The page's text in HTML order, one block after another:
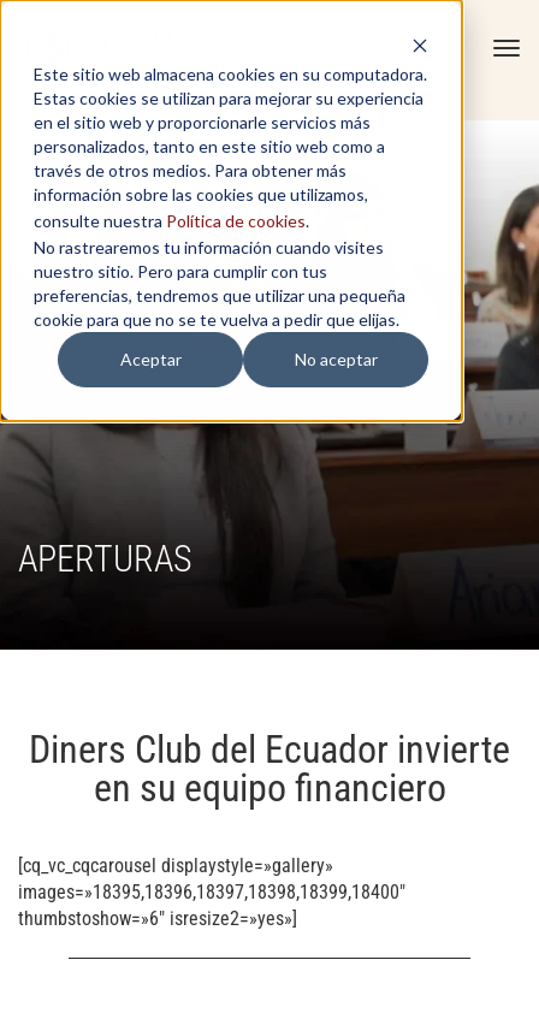
Este sitio web almacena cookies en su computadora.
Estas cookies se utilizan para mejorar su experiencia
en el sitio web y proporcionarle servicios más
personalizados, tanto en este sitio web como a
través de otros medios. Para obtener más
información sobre las cookies que utilizamos,
consulte nuestra Política de cookies.
No rastrearemos tu información cuando visites
nuestro sitio. Pero para cumplir con tus
preferencias, tendremos que utilizar una pequeña
cookie para que no se te vuelva a pedir que elijas.
Aceptar
No aceptar
APERTURAS
Diners Club del Ecuador invierte
en su equipo financiero
[cq_vc_cqcarousel displaystyle=»gallery»
images=»18395,18396,18397,18398,18399,18400″
thumbstoshow=»6″ isresize2=»yes»]